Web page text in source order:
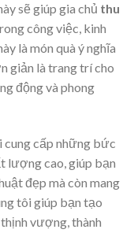
sẽ giúp gia chủ thu
công việc, kinh
là món quà ý nghĩa
giản là trang trí cho
động và phong
cung cấp những bức
lượng cao, giúp bạn
đẹp mà còn mang
tôi giúp bạn tạo
vượng, thành